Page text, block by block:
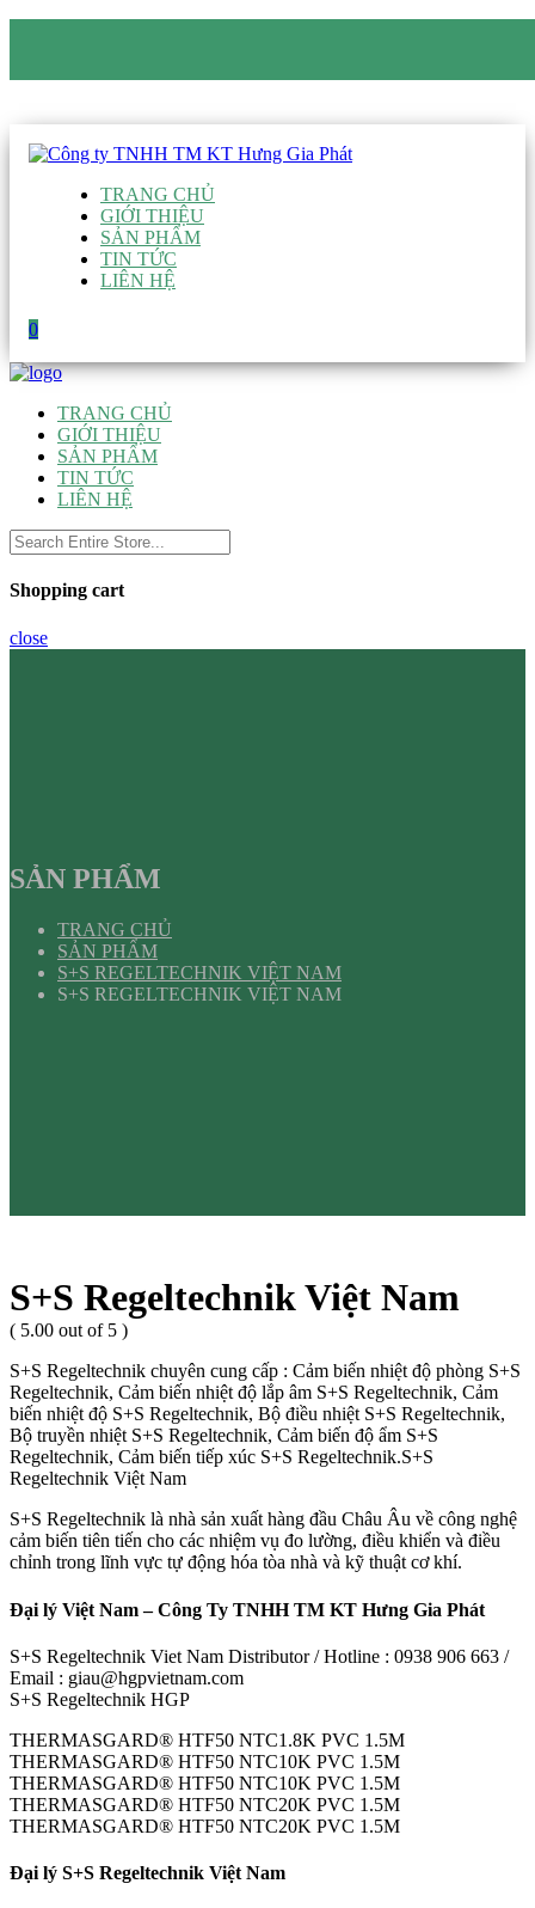
TRANG CHỦ
GIỚI THIỆU
SẢN PHẨM
TIN TỨC
LIÊN HỆ
0
TRANG CHỦ
GIỚI THIỆU
SẢN PHẨM
TIN TỨC
LIÊN HỆ
Shopping cart
close
SẢN PHẨM
TRANG CHỦ
SẢN PHẨM
S+S REGELTECHNIK VIỆT NAM
S+S REGELTECHNIK VIỆT NAM
S+S Regeltechnik Việt Nam
( 5.00 out of 5 )
S+S Regeltechnik chuyên cung cấp : Cảm biến nhiệt độ phòng S+S
Regeltechnik, Cảm biến nhiệt độ lắp âm S+S Regeltechnik, Cảm
biến nhiệt độ S+S Regeltechnik, Bộ điều nhiệt S+S Regeltechnik,
Bộ truyền nhiệt S+S Regeltechnik, Cảm biến độ ẩm S+S
Regeltechnik, Cảm biến tiếp xúc S+S Regeltechnik.S+S
Regeltechnik Việt Nam
S+S Regeltechnik là nhà sản xuất hàng đầu Châu Âu về công nghệ
cảm biến tiên tiến cho các nhiệm vụ đo lường, điều khiển và điều
chỉnh trong lĩnh vực tự động hóa tòa nhà và kỹ thuật cơ khí.
Đại lý Việt Nam – Công Ty TNHH TM KT Hưng Gia Phát
S+S Regeltechnik Viet Nam Distributor / Hotline : 0938 906 663 /
Email : giau@hgpvietnam.com
S+S Regeltechnik HGP
THERMASGARD® HTF50 NTC1.8K PVC 1.5M
THERMASGARD® HTF50 NTC10K PVC 1.5M
THERMASGARD® HTF50 NTC10K PVC 1.5M
THERMASGARD® HTF50 NTC20K PVC 1.5M
THERMASGARD® HTF50 NTC20K PVC 1.5M
Đại lý S+S Regeltechnik Việt Nam